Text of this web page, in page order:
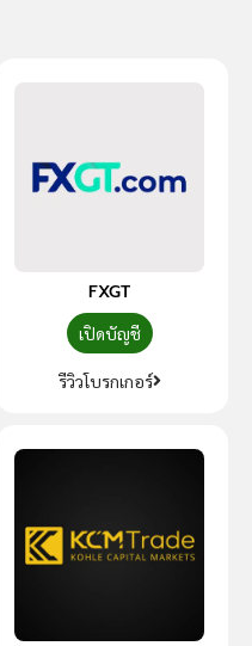
FXGT
เปิดบัญชี
รีวิวโบรกเกอร์